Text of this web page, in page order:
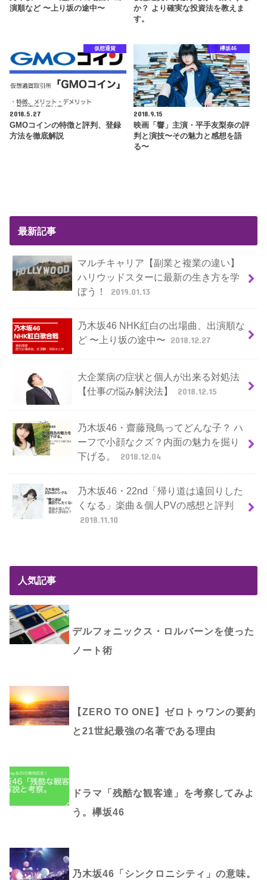
演順など 〜上り坂の途中〜
か？ より確実な投資法を教えま
す。
仮想通貨
2018.5.27
GMOコインの特徴と評判、登録
方法を徹底解説
欅坂46
2018.9.15
映画「響」主演・平手友梨奈の評
判と演技〜その魅力と感想を語
る〜
最新記事
マルチキャリア【副業と複業の違い】
ハリウッドスターに最新の生き方を学
ぼう！
2019.01.13
乃木坂46 NHK紅白の出場曲、出演順な
ど 〜上り坂の途中〜 2018.12.27
大企業病の症状と個人が出来る対処法
【仕事の悩み解決法】
2018.12.15
乃木坂46・齋藤飛鳥ってどんな子？ ハ
ーフで小顔なクズ？内面の魅力を掘り
下げる。
2018.12.04
乃木坂46・22nd「帰り道は遠回りした
くなる」楽曲＆個人PVの感想と評判
2018.11.10
人気記事
デルフォニックス・ロルバーンを使った
ノート術
【ZERO TO ONE】ゼロトゥワンの要約
と21世紀最強の名著である理由
ドラマ「残酷な観客達」を考察してみよ
う。欅坂46
乃木坂46「シンクロニシティ」の意味。